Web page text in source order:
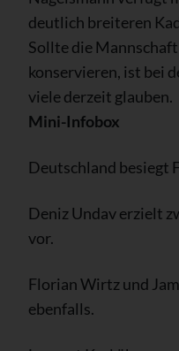
deutlich breiteren
Sollte die
konservieren, ist bei
viele derzeit glauben.
Mini-Infobox
Deutschland besiegt
Deniz Undav erzielt
vor.
Florian Wirtz und
ebenfalls.